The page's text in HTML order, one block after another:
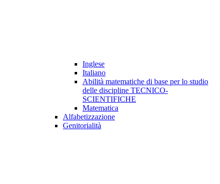
Inglese
Italiano
Abilità matematiche di base per lo studio
delle discipline TECNICO-
SCIENTIFICHE
Matematica
Alfabetizzazione
Genitorialità